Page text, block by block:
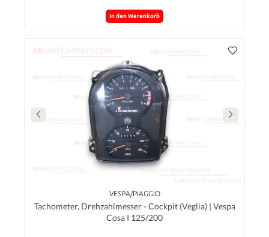
In den Warenkorb
VESPA/PIAGGIO
Tachometer, Drehzahlmesser - Cockpit (Veglia) | Vespa
Cosa I 125/200